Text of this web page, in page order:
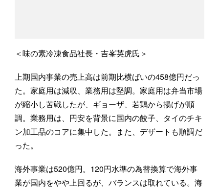
＜味の素冷凍食品社長・吉峯英虎氏＞
上期国内事業の売上高は前期比横ばいの458億円だっ
た。家庭用は減収、業務用は堅調。家庭用は弁当市場
が縮小し苦戦したが、ギョーザ、若鶏から揚げが順
調。業務用は、円安を背景に国内の餃子、タイのチキ
ン加工品のコアに集中した。また、デザートも順調だ
った。
海外事業は520億円。120円水準の為替換算で海外事
業が国内をやや上回るが、バランスは取れている。海